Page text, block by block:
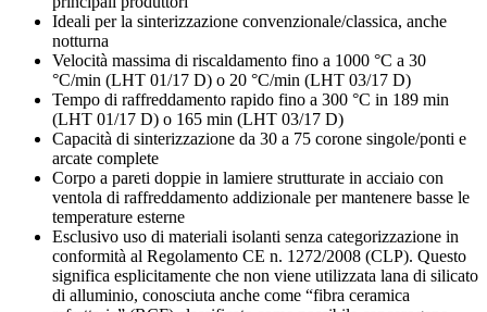
Ideali per la sinterizzazione convenzionale/classica, anche
notturna
Velocità massima di riscaldamento fino a 1000 °C a 30
°C/min (LHT 01/17 D) o 20 °C/min (LHT 03/17 D)
Tempo di raffreddamento rapido fino a 300 °C in 189 min
(LHT 01/17 D) o 165 min (LHT 03/17 D)
Capacità di sinterizzazione da 30 a 75 corone singole/ponti e
arcate complete
Corpo a pareti doppie in lamiere strutturate in acciaio con
ventola di raffreddamento addizionale per mantenere basse le
temperature esterne
Esclusivo uso di materiali isolanti senza categorizzazione in
conformità al Regolamento CE n. 1272/2008 (CLP). Questo
significa esplicitamente che non viene utilizzata lana di silicato
di alluminio, conosciuta anche come “fibra ceramica